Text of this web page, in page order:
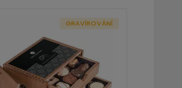
GRAVÍROVÁNÍ